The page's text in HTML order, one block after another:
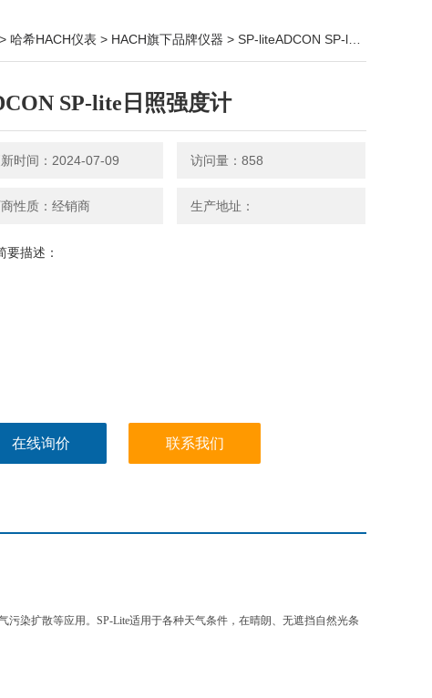
> 哈希HACH仪表 > HACH旗下品牌仪器 > SP-liteADCON SP-lite日照强度计
SP-lite日照强度计
时间：2024-07-09 访问量：858
性质：经销商 生产地址：
要描述：
在线询价 联系我们
污染扩散等应用。SP-Lite适用于各种天气条件，在晴朗、无遮挡自然光条